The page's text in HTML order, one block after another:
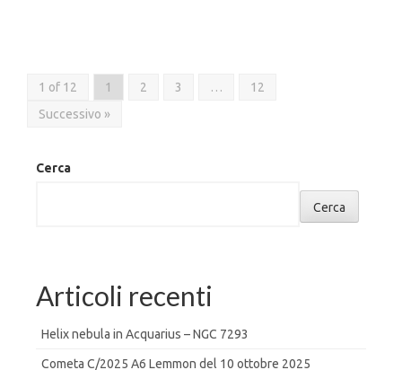
1 of 12 1 2 3 …
12
Successivo »
Cerca
Cerca
Articoli recenti
Helix nebula in Acquarius – NGC 7293
Cometa C/2025 A6 Lemmon del 10 ottobre 2025